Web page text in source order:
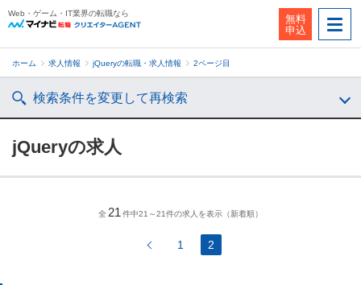
Web・ゲーム・IT業界の転職なら
無料
申込
ホーム 求人情報 jQueryの転職・求人情報 2ページ目
検索条件を変更して再検索
jQueryの求人
全 21 件中21～21件の求人を表示（新着順）
1 2